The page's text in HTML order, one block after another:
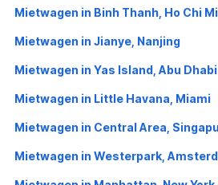
Mietwagen in Binh Thanh, Ho Chi
Mietwagen in Jianye, Nanjing
Mietwagen in Yas Island, Abu Dhabi
Mietwagen in Little Havana, Miami
Mietwagen in Central Area,
Mietwagen in Westerpark,